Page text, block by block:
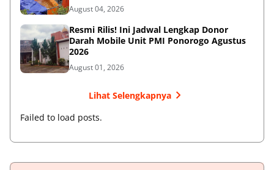
August 04, 2026
Resmi Rilis! Ini Jadwal Lengkap Donor
Darah Mobile Unit PMI Ponorogo Agustus
2026
August 01, 2026
Lihat Selengkapnya
Failed to load posts.